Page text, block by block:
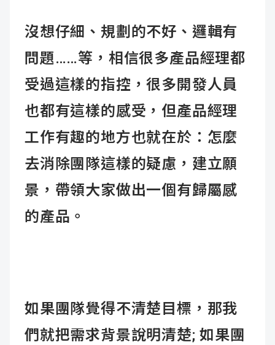
沒想仔細、規劃的不好、邏輯有
問題……等，相信很多產品經理都
受過這樣的指控，很多開發人員
也都有這樣的感受，但產品經理
工作有趣的地方也就在於：怎麼
去消除團隊這樣的疑慮，建立願
景，帶領大家做出一個有歸屬感
的產品。
如果團隊覺得不清楚目標，那我
們就把需求背景說明清楚; 如果團